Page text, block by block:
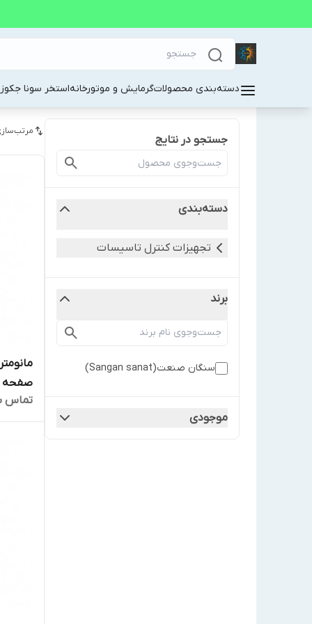
دسته‌بندی محصولاتگرمایش و موتورخانهاستخر سونا
جستجو در نتایج
دسته‌بندی
تجهیزات کنترل تاسیسات
برند
سنگان صنعت(Sangan sanat)
موجودی
صفحه 6 سانت مدل PG4/A
تماس